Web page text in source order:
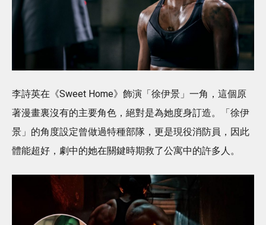
李詩英在《Sweet Home》飾演「徐伊景」一角，這個原
著漫畫裏沒有的主要角色，絕對是為她度身訂造。「徐伊
景」的角度設定曾做過特種部隊，更是現役消防員，因此
體能超好，劇中的她在關鍵時期救了公寓中的許多人。